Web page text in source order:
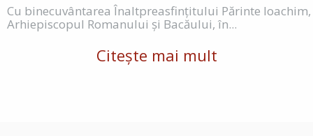
Cu binecuvântarea Înaltpreasfințitului Părinte Ioachim,
Arhiepiscopul Romanului și Bacăului, în...
Citește mai mult